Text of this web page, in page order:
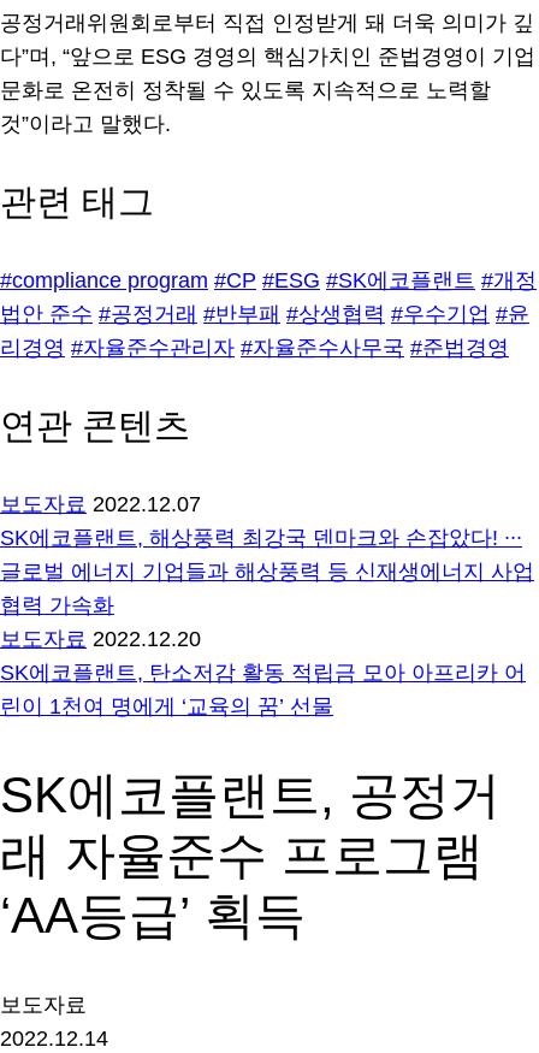
공정거래위원회로부터 직접 인정받게 돼 더욱 의미가 깊
다”며, “앞으로 ESG 경영의 핵심가치인 준법경영이 기업
문화로 온전히 정착될 수 있도록 지속적으로 노력할
것”이라고 말했다.
관련 태그
#compliance program #CP #ESG #SK에코플랜트 #개정
법안 준수 #공정거래 #반부패 #상생협력 #우수기업 #윤
리경영 #자율준수관리자 #자율준수사무국 #준법경영
연관 콘텐츠
보도자료 2022.12.07
SK에코플랜트, 해상풍력 최강국 덴마크와 손잡았다! ∙∙∙
글로벌 에너지 기업들과 해상풍력 등 신재생에너지 사업
협력 가속화
보도자료 2022.12.20
SK에코플랜트, 탄소저감 활동 적립금 모아 아프리카 어
린이 1천여 명에게 ‘교육의 꿈’ 선물
SK에코플랜트, 공정거
래 자율준수 프로그램
‘AA등급’ 획득
보도자료
2022.12.14